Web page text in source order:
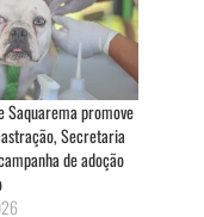
Saquarema promove
Secretaria
de adoção